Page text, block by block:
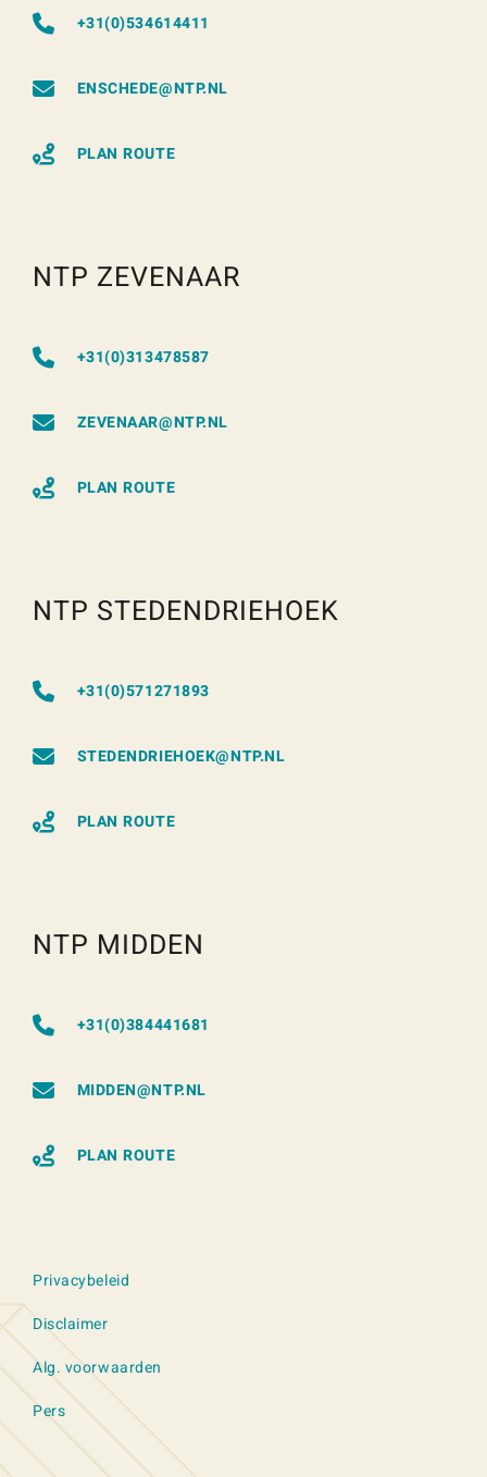
+31(0)534614411
ENSCHEDE@NTP.NL
PLAN ROUTE
NTP ZEVENAAR
+31(0)313478587
ZEVENAAR@NTP.NL
PLAN ROUTE
NTP STEDENDRIEHOEK
+31(0)571271893
STEDENDRIEHOEK@NTP.NL
PLAN ROUTE
NTP MIDDEN
+31(0)384441681
MIDDEN@NTP.NL
PLAN ROUTE
Privacybeleid
Disclaimer
Alg. voorwaarden
Pers